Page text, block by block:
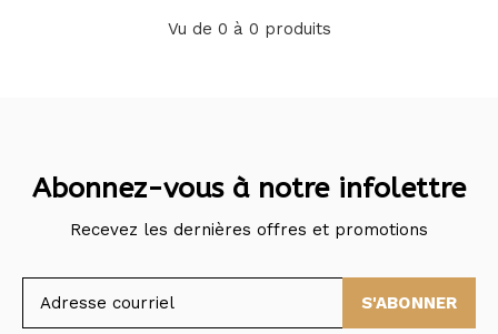
Vu de 0 à 0 produits
Abonnez-vous à notre infolettre
Recevez les dernières offres et promotions
S'ABONNER